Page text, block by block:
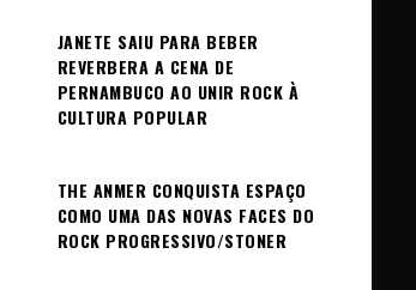
JANETE SAIU PARA BEBER
REVERBERA A CENA DE
PERNAMBUCO AO UNIR ROCK À
CULTURA POPULAR
THE ANMER CONQUISTA ESPAÇO
COMO UMA DAS NOVAS FACES DO
ROCK PROGRESSIVO/STONER